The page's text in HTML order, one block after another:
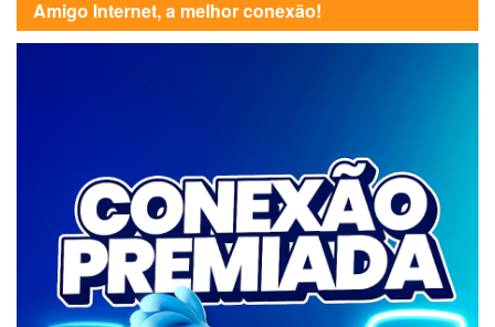
Amigo Internet, a melhor conexão!